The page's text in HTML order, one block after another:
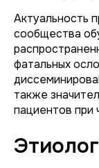
Актуальность
сообщества
фатальных
также
пациентов при